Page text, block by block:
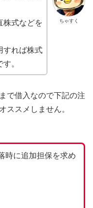
ちゃすく
株式などを
すれば株式
。
で借入なので下記の注
ススメしません。
時に追加担保を求め